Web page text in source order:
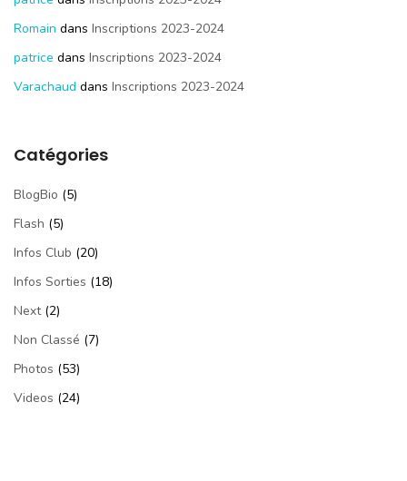
Romain dans Inscriptions 2023-2024
patrice dans Inscriptions 2023-2024
Varachaud dans Inscriptions 2023-2024
Catégories
BlogBio (5)
Flash (5)
Infos Club (20)
Infos Sorties (18)
Next(2)
Non Classé (7)
Photos (53)
Videos (24)